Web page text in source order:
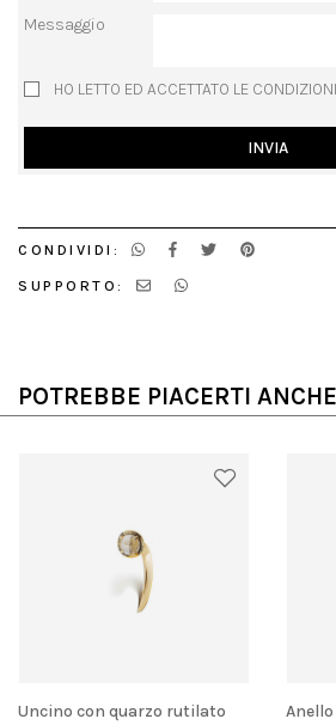
Messaggio
HO LETTO ED ACCETTATO LE
INVIA
CONDIVIDI:
SUPPORTO:
POTREBBE PIACERTI
Uncino con quarzo rutilato